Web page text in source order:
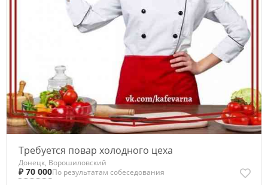
Требуется повар холодного цеха
Донецк, Ворошиловский
₽ 70 000По результатам собеседования